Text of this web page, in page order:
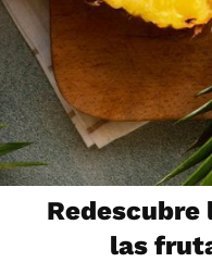
Redescubre
las